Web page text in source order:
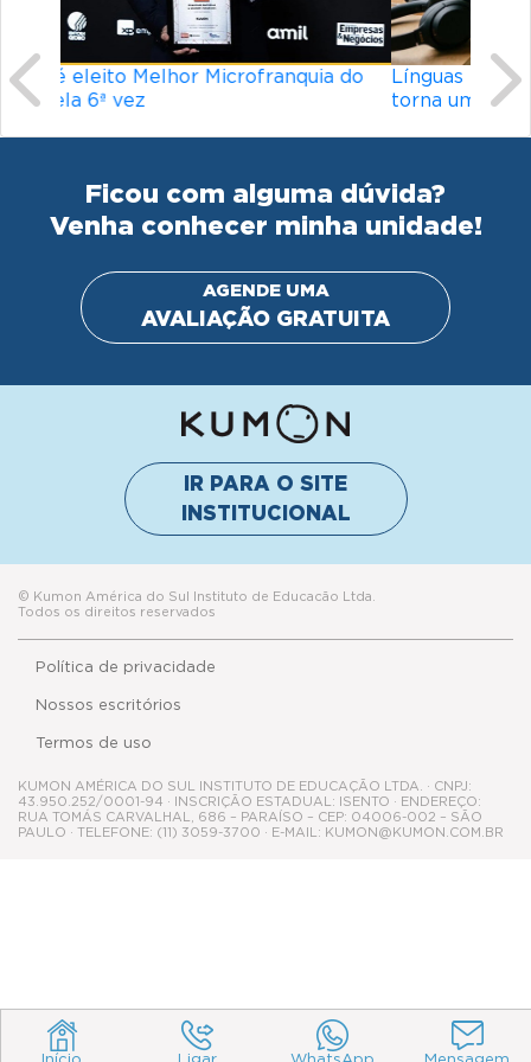
Línguas mais difíceis do mundo: o que
torna um idioma desafiador?
Ficou com alguma dúvida?
Venha conhecer minha unidade!
AGENDE UMA
AVALIAÇÃO GRATUITA
IR PARA O SITE
INSTITUCIONAL
© Kumon América do Sul Instituto de Educacão Ltda.
Todos os direitos reservados
Política de privacidade
Termos de uso
Nossos escritórios
KUMON AMÉRICA DO SUL INSTITUTO DE EDUCAÇÃO LTDA. · CNPJ:
43.950.252/0001-94 · INSCRIÇÃO ESTADUAL: ISENTO · ENDEREÇO:
RUA TOMÁS CARVALHAL, 686 – PARAÍSO – CEP: 04006-002 – SÃO
PAULO · TELEFONE: (11) 3059-3700 · E-MAIL: KUMON@KUMON.COM.BR